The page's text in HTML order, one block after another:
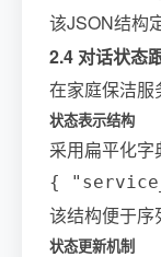
该JSON结构
2.4 对话状态
在家庭保洁服
状态表示结构
采用扁平化字
{
该结构便于序
状态更新机制